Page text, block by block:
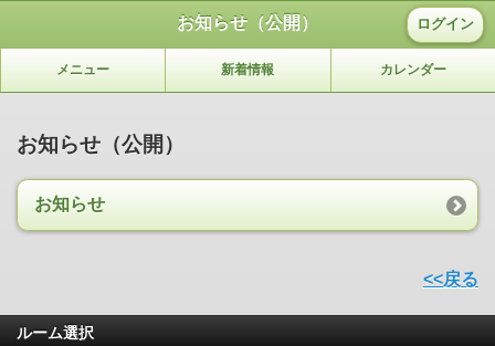
お知らせ（公開） ログイン
メニュー 新着情報 カレンダー
お知らせ（公開）
お知らせ
<<戻る
ルーム選択